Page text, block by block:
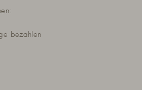
bezahlen